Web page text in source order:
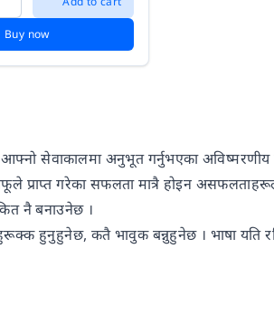
Buy now
आफ्नो सेवाकालमा अनुभूत गर्नुभएका
गरेका सफलता मात्रै होइन
नै बनाउनेछ ।
हुनुहुनेछ, कतै भावुक बन्नुहुनेछ । भाषा यति